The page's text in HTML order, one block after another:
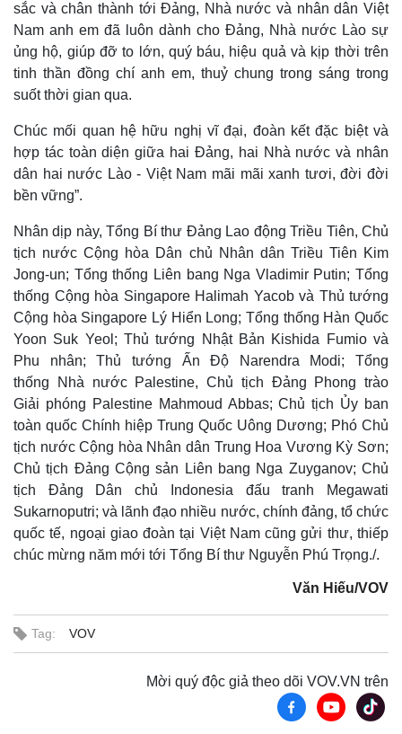
Thế giới
Quan sát
Cuộc sống đó đây
Hồ sơ
Video
E-Magazine
Infographic
sắc và chân thành tới Đảng, Nhà nước và nhân dân Việt
Nam anh em đã luôn dành cho Đảng, Nhà nước Lào sự
ủng hộ, giúp đỡ to lớn, quý báu, hiệu quả và kịp thời trên
tinh thần đồng chí anh em, thuỷ chung trong sáng trong
suốt thời gian qua.
Chúc mối quan hệ hữu nghị vĩ đại, đoàn kết đặc biệt và
hợp tác toàn diện giữa hai Đảng, hai Nhà nước và nhân
dân hai nước Lào - Việt Nam mãi mãi xanh tươi, đời đời
bền vững”.
Nhân dịp này, Tổng Bí thư Đảng Lao động Triều Tiên, Chủ
tịch nước Cộng hòa Dân chủ Nhân dân Triều Tiên Kim
Jong-un; Tổng thống Liên bang Nga Vladimir Putin; Tổng
thống Cộng hòa Singapore Halimah Yacob và Thủ tướng
Cộng hòa Singapore Lý Hiển Long; Tổng thống Hàn Quốc
Yoon Suk Yeol; Thủ tướng Nhật Bản Kishida Fumio và
Phu nhân; Thủ tướng Ấn Độ Narendra Modi; Tổng
thống Nhà nước Palestine, Chủ tịch Đảng Phong trào
Giải phóng Palestine Mahmoud Abbas; Chủ tịch Ủy ban
toàn quốc Chính hiệp Trung Quốc Uông Dương; Phó Chủ
tịch nước Cộng hòa Nhân dân Trung Hoa Vương Kỳ Sơn;
Chủ tịch Đảng Cộng sản Liên bang Nga Zuyganov; Chủ
tịch Đảng Dân chủ Indonesia đấu tranh Megawati
Sukarnoputri; và lãnh đạo nhiều nước, chính đảng, tổ chức
quốc tế, ngoại giao đoàn tại Việt Nam cũng gửi thư, thiếp
chúc mừng năm mới tới Tổng Bí thư Nguyễn Phú Trọng./.
Văn Hiếu/VOV
Tag: VOV
Mời quý độc giả theo dõi VOV.VN trên